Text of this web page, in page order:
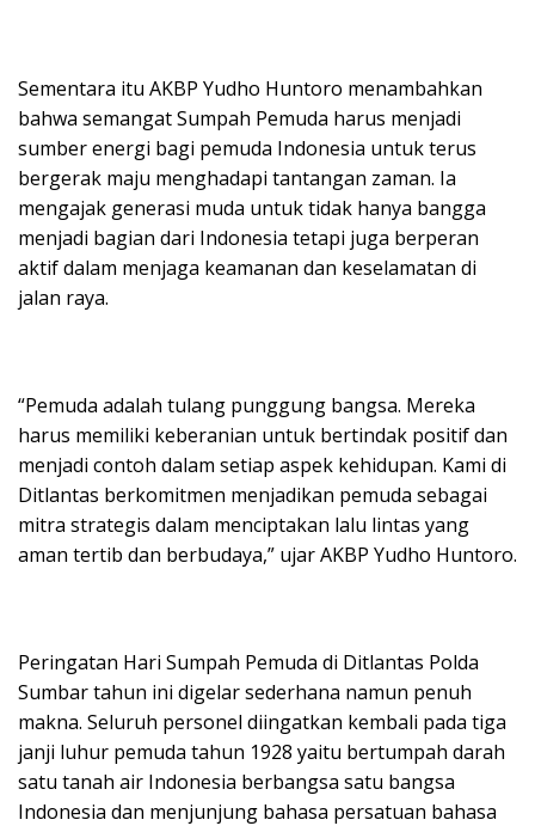
Sementara itu AKBP Yudho Huntoro menambahkan
bahwa semangat Sumpah Pemuda harus menjadi
sumber energi bagi pemuda Indonesia untuk terus
bergerak maju menghadapi tantangan zaman. Ia
mengajak generasi muda untuk tidak hanya bangga
menjadi bagian dari Indonesia tetapi juga berperan
aktif dalam menjaga keamanan dan keselamatan di
jalan raya.
“Pemuda adalah tulang punggung bangsa. Mereka
harus memiliki keberanian untuk bertindak positif dan
menjadi contoh dalam setiap aspek kehidupan. Kami di
Ditlantas berkomitmen menjadikan pemuda sebagai
mitra strategis dalam menciptakan lalu lintas yang
aman tertib dan berbudaya,” ujar AKBP Yudho Huntoro.
Peringatan Hari Sumpah Pemuda di Ditlantas Polda
Sumbar tahun ini digelar sederhana namun penuh
makna. Seluruh personel diingatkan kembali pada tiga
janji luhur pemuda tahun 1928 yaitu bertumpah darah
satu tanah air Indonesia berbangsa satu bangsa
Indonesia dan menjunjung bahasa persatuan bahasa